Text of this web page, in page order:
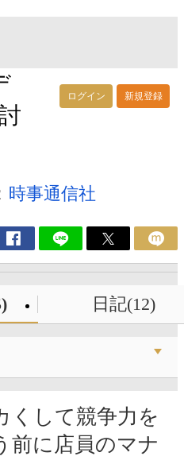
ログイン 新規登録
時事通信社
日記(12)
くして競争力を
前に店員のマナ